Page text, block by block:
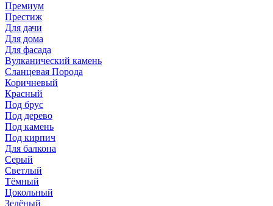
Премиум
Престиж
Для дачи
Для дома
Для фасада
Вулканический камень
Сланцевая Порода
Коричневый
Красный
Под брус
Под дерево
Под камень
Под кирпич
Для балкона
Серый
Светлый
Тёмный
Цокольный
Зелёный